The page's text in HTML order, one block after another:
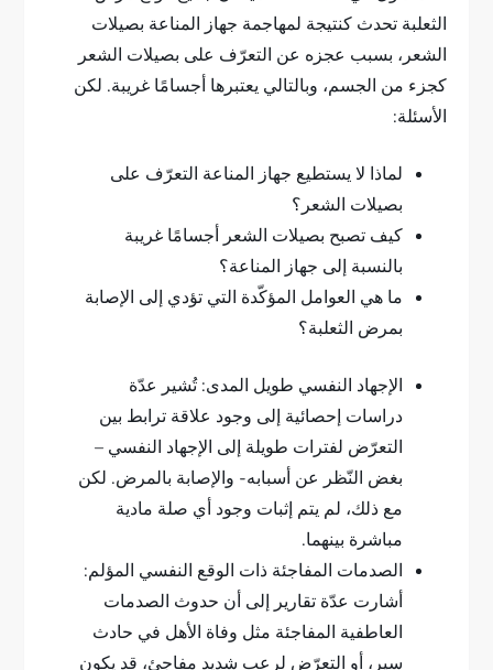
الثعلبة تحدث كنتيجة لمهاجمة جهاز المناعة بصيلات
الشعر، بسبب عجزه عن التعرّف على بصيلات الشعر
كجزء من الجسم، وبالتالي يعتبرها أجسامًا غريبة. لكن
الأسئلة:
لماذا لا يستطيع جهاز المناعة التعرّف على
بصيلات الشعر؟
كيف تصبح بصيلات الشعر أجسامًا غريبة
بالنسبة إلى جهاز المناعة؟
ما هي العوامل المؤكّدة التي تؤدي إلى الإصابة
بمرض الثعلبة؟
الإجهاد النفسي طويل المدى: تُشير عدّة
دراسات إحصائية إلى وجود علاقة ترابط بين
التعرّض لفترات طويلة إلى الإجهاد النفسي –
بغض النّظر عن أسبابه- والإصابة بالمرض. لكن
مع ذلك، لم يتم إثبات وجود أي صلة مادية
مباشرة بينهما.
الصدمات المفاجئة ذات الوقع النفسي المؤلم:
أشارت عدّة تقارير إلى أن حدوث الصدمات
العاطفية المفاجئة مثل وفاة الأهل في حادث
سير، أو التعرّض لرعب شديد مفاجئ، قد يكون